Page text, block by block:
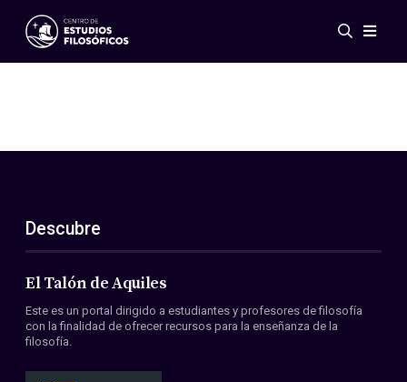
Eventos
ES
EN
Acerca de nosotros
Miembros
Convenios
Descubre
El Talón de Aquiles
Este es un portal dirigido a estudiantes y profesores de filosofía
con la finalidad de ofrecer recursos para la enseñanza de la
filosofía.